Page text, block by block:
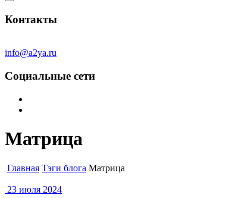
Контакты
info@a2ya.ru
Социальные сети
Матрица
Главная Тэги блога Матрица
23 июля 2024